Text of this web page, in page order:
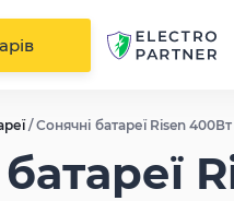
/Сонячні батареї Risen 400Вт